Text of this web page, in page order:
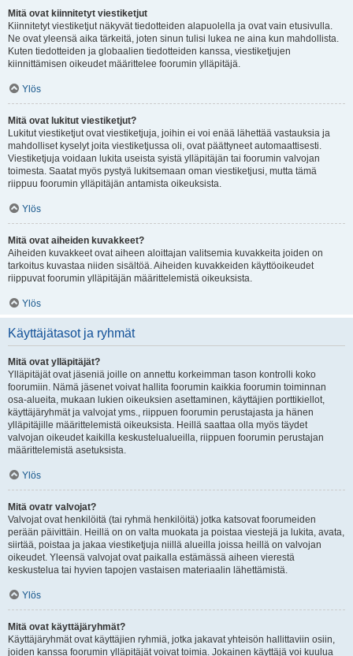
Mitä ovat kiinnitetyt viestiketjut
Kiinnitetyt viestiketjut näkyvät tiedotteiden alapuolella ja ovat vain etusivulla.
Ne ovat yleensä aika tärkeitä, joten sinun tulisi lukea ne aina kun mahdollista.
Kuten tiedotteiden ja globaalien tiedotteiden kanssa, viestiketjujen
kiinnittämisen oikeudet määrittelee foorumin ylläpitäjä.
Ylös
Mitä ovat lukitut viestiketjut?
Lukitut viestiketjut ovat viestiketjuja, joihin ei voi enää lähettää vastauksia ja
mahdolliset kyselyt joita viestiketjussa oli, ovat päättyneet automaattisesti.
Viestiketjuja voidaan lukita useista syistä ylläpitäjän tai foorumin valvojan
toimesta. Saatat myös pystyä lukitsemaan oman viestiketjusi, mutta tämä
riippuu foorumin ylläpitäjän antamista oikeuksista.
Ylös
Mitä ovat aiheiden kuvakkeet?
Aiheiden kuvakkeet ovat aiheen aloittajan valitsemia kuvakkeita joiden on
tarkoitus kuvastaa niiden sisältöä. Aiheiden kuvakkeiden käyttöoikeudet
riippuvat foorumin ylläpitäjän määrittelemistä oikeuksista.
Ylös
Käyttäjätasot ja ryhmät
Mitä ovat ylläpitäjät?
Ylläpitäjät ovat jäseniä joille on annettu korkeimman tason kontrolli koko
foorumiin. Nämä jäsenet voivat hallita foorumin kaikkia foorumin toiminnan
osa-alueita, mukaan lukien oikeuksien asettaminen, käyttäjien porttikiellot,
käyttäjäryhmät ja valvojat yms., riippuen foorumin perustajasta ja hänen
ylläpitäjille määrittelemistä oikeuksista. Heillä saattaa olla myös täydet
valvojan oikeudet kaikilla keskustelualueilla, riippuen foorumin perustajan
määrittelemistä asetuksista.
Ylös
Mitä ovatr valvojat?
Valvojat ovat henkilöitä (tai ryhmä henkilöitä) jotka katsovat foorumeiden
perään päivittäin. Heillä on on valta muokata ja poistaa viestejä ja lukita, avata,
siirtää, poistaa ja jakaa viestiketjuja niillä alueilla joissa heillä on valvojan
oikeudet. Yleensä valvojat ovat paikalla estämässä aiheen vierestä
keskustelua tai hyvien tapojen vastaisen materiaalin lähettämistä.
Ylös
Mitä ovat käyttäjäryhmät?
Käyttäjäryhmät ovat käyttäjien ryhmiä, jotka jakavat yhteisön hallittaviin osiin,
joiden kanssa foorumin ylläpitäjät voivat toimia. Jokainen käyttäjä voi kuulua